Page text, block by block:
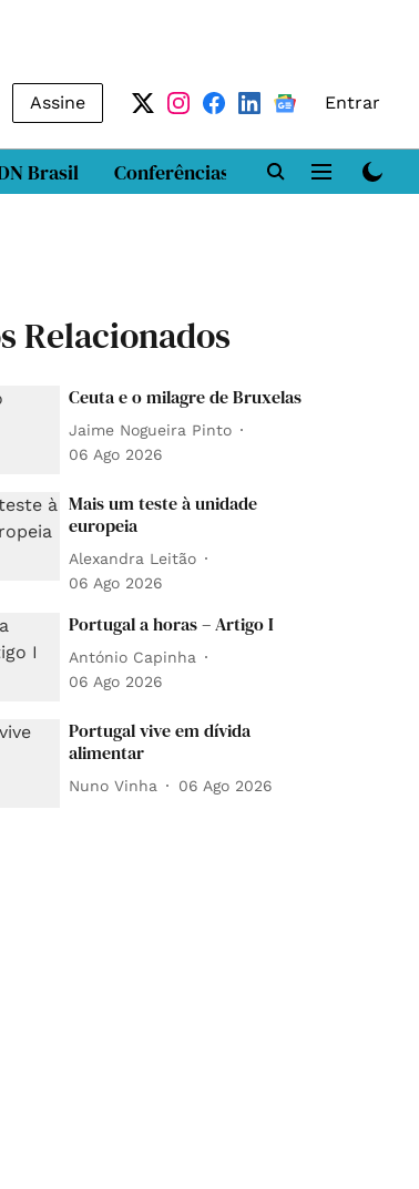
Assine Entrar
Brasil Conferências DN LAB
Relacionados
Ceuta e o milagre de Bruxelas
Jaime Nogueira Pinto
06 Ago 2026
Mais um teste à unidade
europeia
Alexandra Leitão
06 Ago 2026
Portugal a horas – Artigo I
António Capinha
06 Ago 2026
Portugal vive em dívida
alimentar
Nuno Vinha 06 Ago 2026